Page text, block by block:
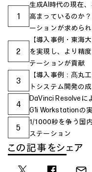
1
生成AI時代の現在
高まっているのか
ーションが求めら
2
【導入事例・東海
を実現し、より精
テーションが貢献
3
【導入事例：髙丸
トシステム開発の
4
DaVinci Resolveに
G1i Workstationの
5
1/1000秒を争う国
ステーション
この記事をシェア